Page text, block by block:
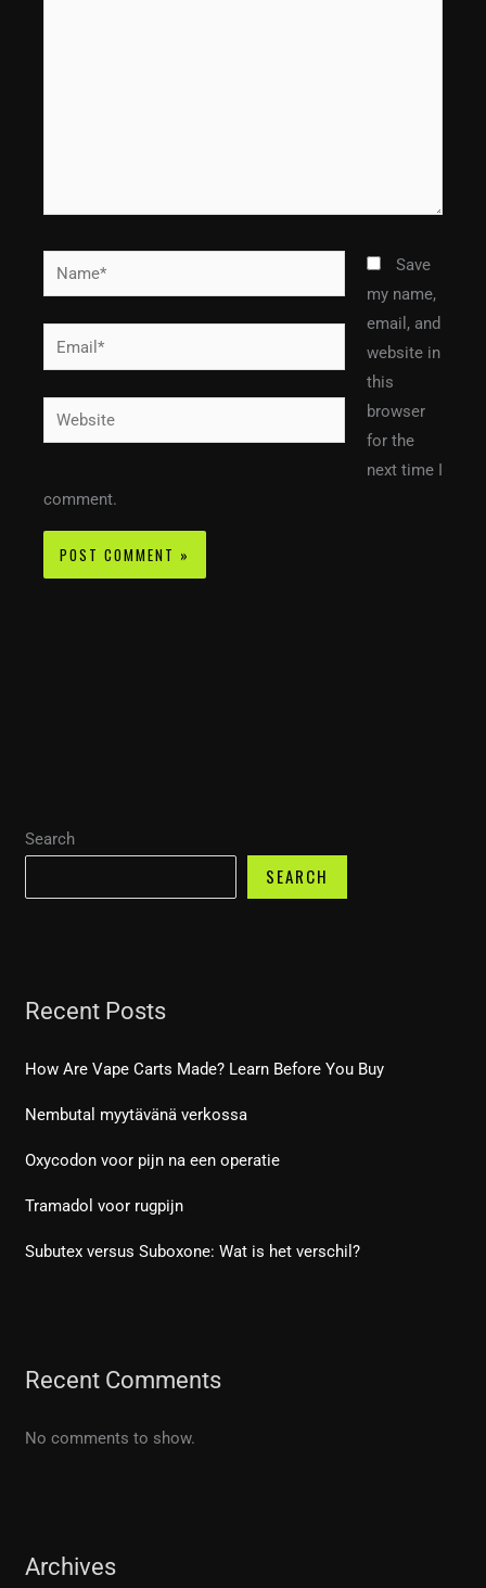
Name*
Email*
Website
Save
my name,
email, and
website in
this
browser
for the
next time I
comment.
Search
SEARCH
Recent Posts
How Are Vape Carts Made? Learn Before You Buy
Nembutal myytävänä verkossa
Oxycodon voor pijn na een operatie
Tramadol voor rugpijn
Subutex versus Suboxone: Wat is het verschil?
Recent Comments
No comments to show.
Archives